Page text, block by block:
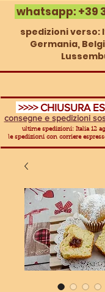
whatsapp: +39
spedizioni verso:
Germania,
ultime spedizioni: Italia 12
le spedizioni con corriere
>>>> CHIUSURA
consegne e spedizioni